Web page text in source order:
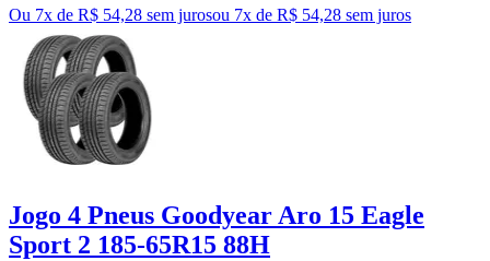
Ou 7x de R$ 54,28 sem jurosou 7x de R$ 54,28 sem juros
Jogo 4 Pneus Goodyear Aro 15 Eagle
Sport 2 185-65R15 88H